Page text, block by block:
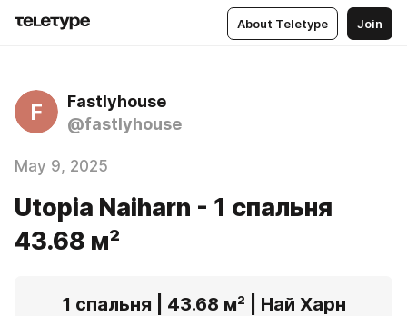
About Teletype Join
F
Fastlyhouse
@fastlyhouse
May 9, 2025
Utopia Naiharn - 1 спальня
43.68 м²
1 спальня | 43.68 м² | Най Харн